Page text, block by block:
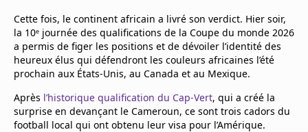
beINSPIRED
CGU
Mentions légales
Cookies
Protection des données
Paramétrer mon consentement
Cette fois, le continent africain a livré son verdict. Hier soir,
la 10ᵉ journée des qualifications de la Coupe du monde 2026
a permis de figer les positions et de dévoiler l’identité des
heureux élus qui défendront les couleurs africaines l’été
prochain aux États-Unis, au Canada et au Mexique.
Après l’historique qualification du Cap-Vert, qui a créé la
surprise en devançant le Cameroun, ce sont trois cadors du
football local qui ont obtenu leur visa pour l’Amérique.